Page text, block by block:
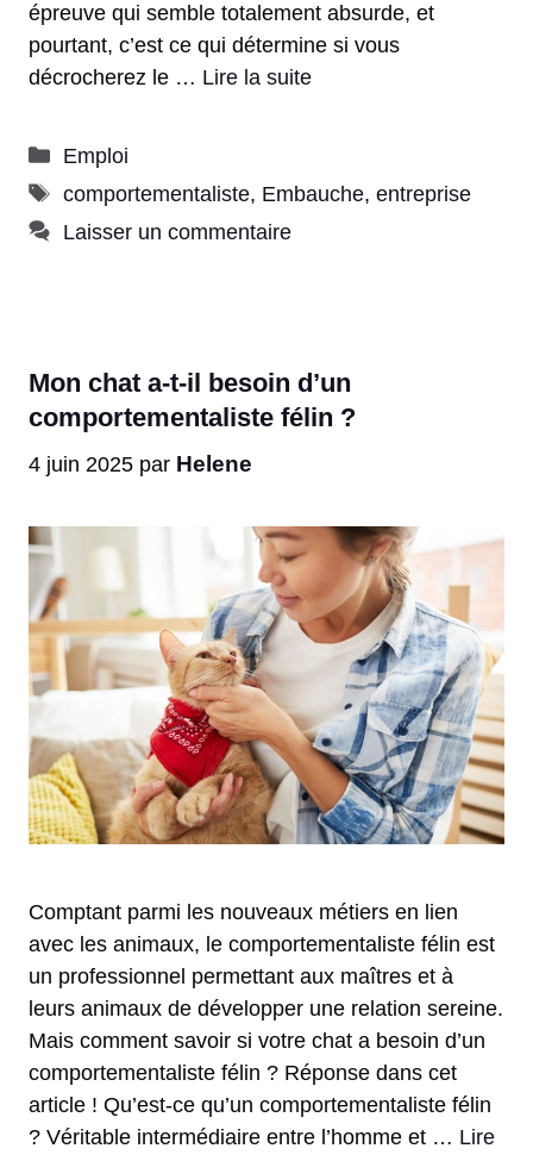
épreuve qui semble totalement absurde, et
pourtant, c’est ce qui détermine si vous
décrocherez le … Lire la suite
Catégories
Emploi
Étiquettes
comportementaliste, Embauche, entreprise
Laisser un commentaire
Mon chat a-t-il besoin d’un
comportementaliste félin ?
4 juin 2025 par Helene
Comptant parmi les nouveaux métiers en lien
avec les animaux, le comportementaliste félin est
un professionnel permettant aux maîtres et à
leurs animaux de développer une relation sereine.
Mais comment savoir si votre chat a besoin d’un
comportementaliste félin ? Réponse dans cet
article ! Qu’est-ce qu’un comportementaliste félin
? Véritable intermédiaire entre l’homme et … Lire